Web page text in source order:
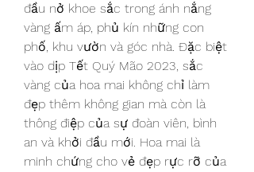
đầu nở khoe sắc trong ánh nắng
vàng ấm áp, phủ kín những con
phố, khu vườn và góc nhà. Đặc biệt
vào dịp Tết Quý Mão 2023, sắc
vàng của hoa mai không chỉ làm
đẹp thêm không gian mà còn là
thông điệp của sự đoàn viên, bình
an và khởi đầu mới. Hoa mai là
minh chứng cho vẻ đẹp rực rỡ của